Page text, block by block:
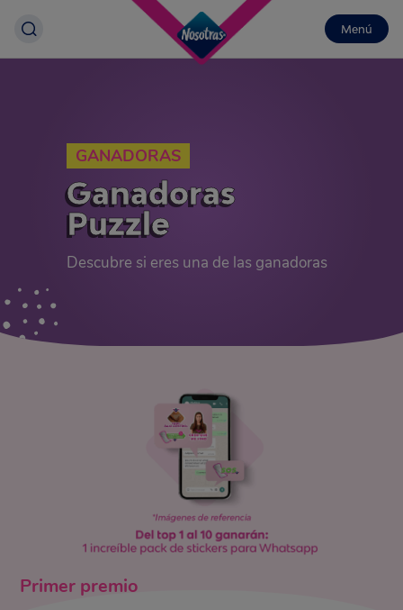
Menú
GANADORAS
Ganadoras
Puzzle
Descubre si eres una de las ganadoras
Primer premio